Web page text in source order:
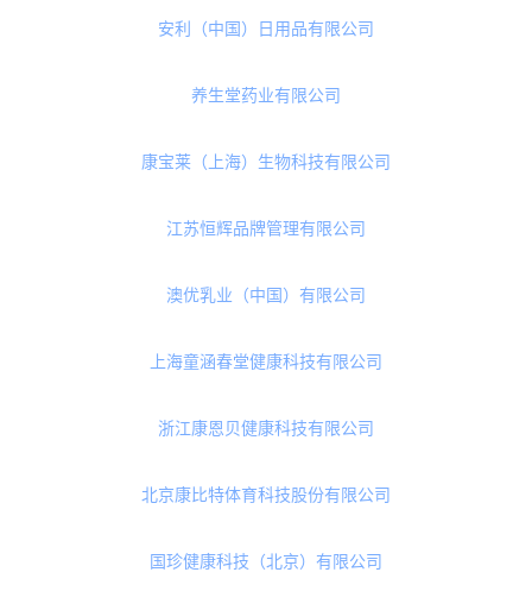
化，新营养分析，营养健康产业需要更多创新的产品来供消费市场选
部分参会企业名单
以下部分参会仅做参考，以实际情况为准
安利（中国）日用品有限公司
养生堂药业有限公司
康宝莱（上海）生物科技有限公司
江苏恒辉品牌管理有限公司